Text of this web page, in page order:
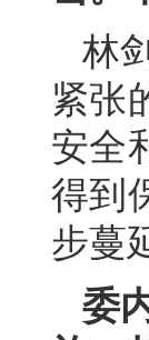
林
紧张
安全
得到
步蔓
委